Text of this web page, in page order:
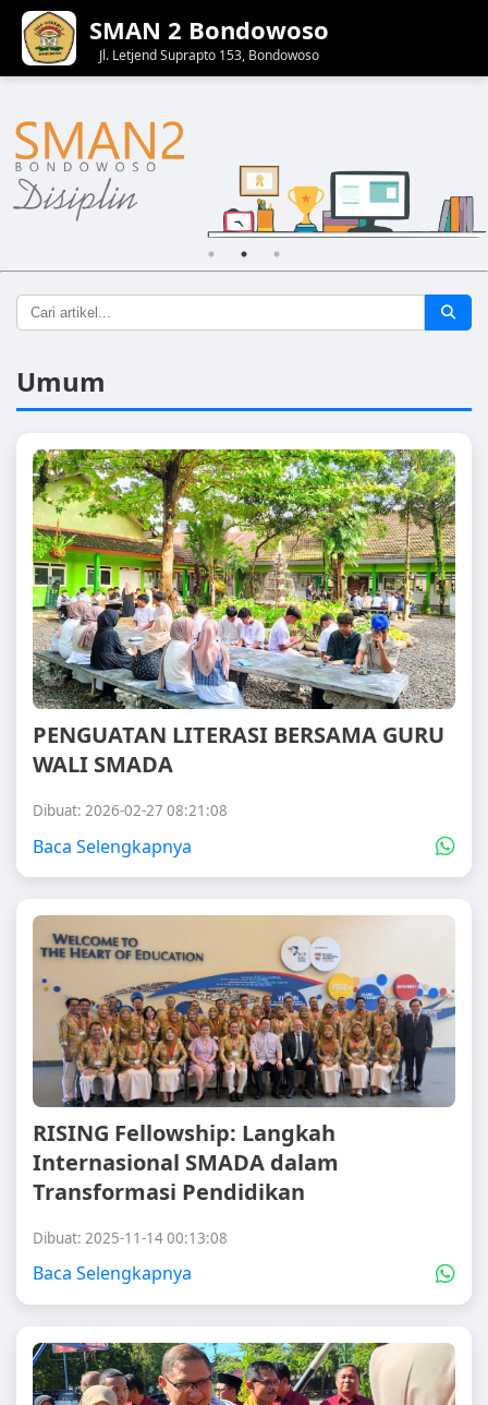
SMAN 2 Bondowoso
Jl. Letjend Suprapto 153, Bondowoso
Umum
PENGUATAN LITERASI BERSAMA GURU
WALI SMADA
Dibuat: 2026-02-27 08:21:08
Baca Selengkapnya
RISING Fellowship: Langkah
Internasional SMADA dalam
Transformasi Pendidikan
Dibuat: 2025-11-14 00:13:08
Baca Selengkapnya